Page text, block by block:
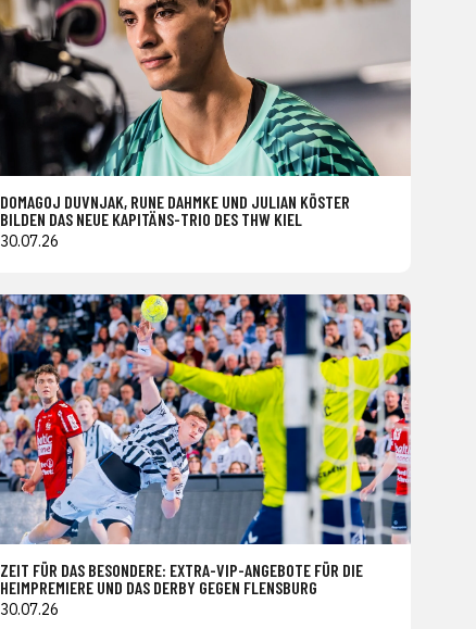
DOMAGOJ DUVNJAK, RUNE DAHMKE UND JULIAN KÖSTER
BILDEN DAS NEUE KAPITÄNS-TRIO DES THW KIEL
30.07.26
ZEIT FÜR DAS BESONDERE: EXTRA-VIP-ANGEBOTE FÜR DIE
HEIMPREMIERE UND DAS DERBY GEGEN FLENSBURG
30.07.26